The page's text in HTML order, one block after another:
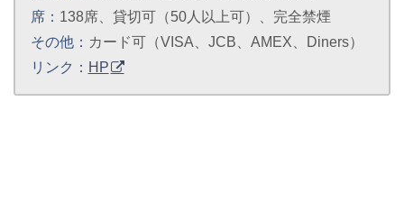
席： 138席、貸切可（50人以上可）、完全禁煙
その他： カード可（VISA、JCB、AMEX、Diners）
リンク： HP